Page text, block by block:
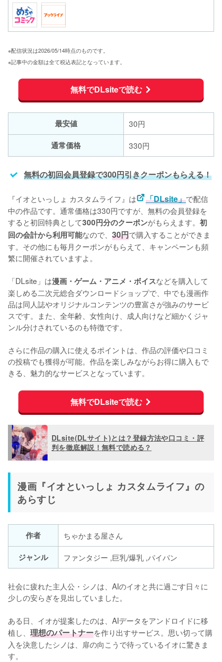
※配信状況は2026/05/14時点のものです。
※記事中の金額は全て税込表記となっています。
無料でDLsiteで読む
最安値
30円
通常価格
330円
無料の初回会員登録で300円引きクーポンもらえる！
『イオといっしょ カスタムライフ』は 「DLsite」で配信
中の作品です。通常価格は330円ですが、無料の会員登録を
すると初回特典として300円分のクーポンがもらえます。 初
回の会計から利用可能なので、 30円で購入することができま
す。その他にも毎月クーポンがもらえて、キャンペーンも頻
繁に開催されていますよ。
「DLsite」は漫画・ゲーム・アニメ・ボイスなどを購入して
楽しめる二次元総合ダウンロードショップで、中でも漫画作
品は同人誌やオリジナルコンテンツの豊富さが強みのサービ
スです。また、全年齢、女性向け、成人向けなど細かくジャ
ンル分けされているのも特徴です。
さらに作品の購入に使えるポイントは、作品の評価や口コミ
の投稿でも獲得が可能。作品を楽しみながらお得に購入もで
きる、魅力的なサービスとなっています。
無料でDLsiteで読む
DLsite(DLサイト)とは？登録方法や口コミ・評
判を徹底解説！無料で読める？
漫画『イオといっしょ カスタムライフ』の
あらすじ
作者
ちゃかまる屋さん
ジャンル
ファンタジー ,巨乳/爆乳 ,パイパン
社会に疲れた主人公・シノは、AIのイオと共に過ごす日々に
少しの安らぎを見出していました。
ある日、イオが提案したのは、AIデータをアンドロイドに移
植し、 理想のパートナーを作り出すサービス。思い切って購
入を決意したシノは、扉の向こうで待っているイオに驚きま
す。